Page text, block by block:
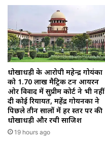
धोखाधड़ी के आरोपी महेन्द्र गोयंका
को 1.70 लाख मैट्रिक टन आयरन
ओर विवाद में सुप्रीम कोर्ट ने भी नहीं
दी कोई रियायत, महेंद्र गोयनका ने
पिछले तीन सालों में हर स्तर पर की
धोखाधड़ी और रची साजिश
19 hours ago